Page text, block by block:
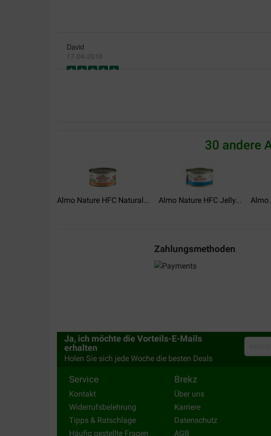
David
17-04-2018
Parfait, ça fait plusieurs années que je commande chez Brekz.
Excellent livraison rapide et mon chat adore
Translate to English
30 andere
Almo Nature HFC Natural... Almo Nature HFC Jelly... Almo
Zahlungsmethoden
Ja, ich möchte die Vorteils-E-Mails
erhalten
Holen Sie sich jede Woche die besten Deals
Service
Kontakt
Widerrufsbelehrung
Tipps & Ratschlage
Häufig gestellte Fragen
Brekz
Über uns
Karriere
Datenschutz
AGB